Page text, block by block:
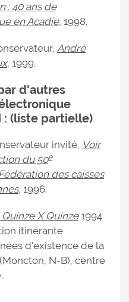
: 40 ans de
en Acadie, 1998.
André
, 1999.
d'autres
: (liste partielle)
invité, Voir
du 50e
des caisses
, 1996.
X Quinze1994
itinérante
d'existence de la
N-B), centre